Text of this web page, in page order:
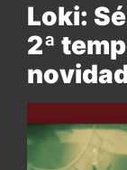
Loki:
2ª